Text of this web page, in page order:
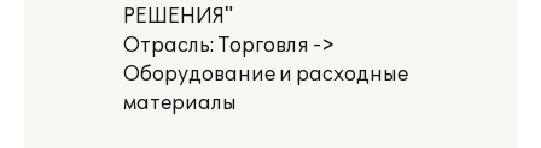
РЕШЕНИЯ"
Отрасль: Торговля ->
Оборудование и расходные
материалы